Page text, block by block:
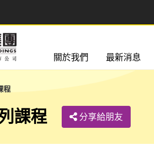
關於我們 最新消息
程
課程 分享給朋友